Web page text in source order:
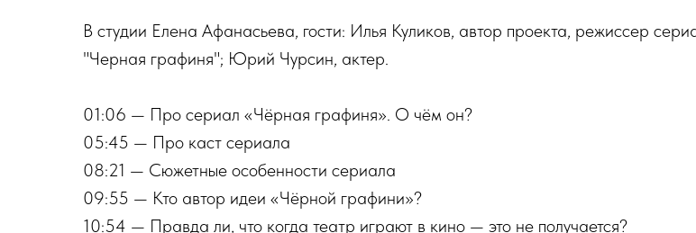
В студии Елена Афанасьева, гости: Илья Куликов, автор проекта, режиссер
"Черная графиня"; Юрий Чурсин, актер.
01:06 — Про сериал «Чёрная графиня». О чём он?
05:45 — Про каст сериала
08:21 — Сюжетные особенности сериала
09:55 — Кто автор идеи «Чёрной графини»?
10:54 — Правда ли, что когда театр играют в кино — это не получается?